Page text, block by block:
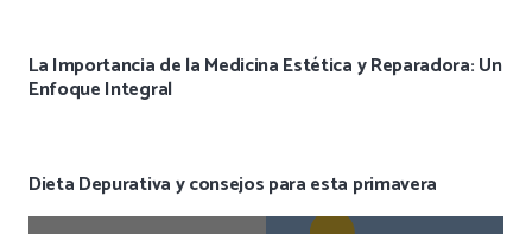
La Importancia de la Medicina Estética y Reparadora: Un
Enfoque Integral
Dieta Depurativa y consejos para esta primavera